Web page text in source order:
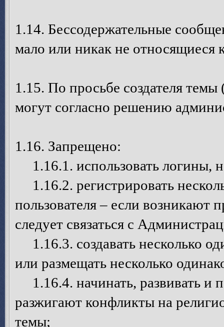
1.14. Бессодержательные
мало или никак не относящиеся
1.15. По просьбе создателя
могут согласно решению
1.16. Запрещено:
1.16.1. использовать логины,
1.16.2. регистрировать
пользователя – если возникают
следует связаться с
1.16.3. создавать несколько
или размещать несколько
1.16.4. начинать, развивать и
разжигают конфликты на
темы;